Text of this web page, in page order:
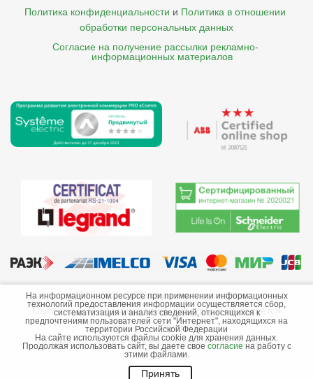
Политика конфиденциальности и Политика в отношении
обработки персональных данных
Согласие на получение рассылки рекламно-
    информационных материалов
©2013-2026 ООО «Краснодарэлектро»
Сайт носит информационный характер и не является
публичной офертой.
Стоимость товаров и их наличие не гарантируются.
На информационном ресурсе при применении информационных
технологий предоставления информации осуществляется сбор,
систематизация и анализ сведений, относящихся к
предпочтениям пользователей сети "Интернет", находящихся на
территории Российской Федерации
На сайте используются файлы cookie для хранения данных.
Продолжая использовать сайт, вы даете свое согласие на работу с
этими файлами.
Принять